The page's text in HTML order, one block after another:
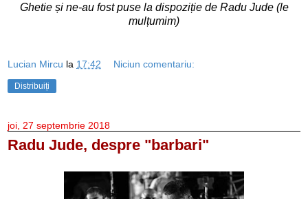
Ghetie și ne-au fost puse la dispoziție de Radu Jude (le
mulțumim)
Lucian Mircu la 17:42 Niciun comentariu:
Distribuiți
joi, 27 septembrie 2018
Radu Jude, despre "barbari"